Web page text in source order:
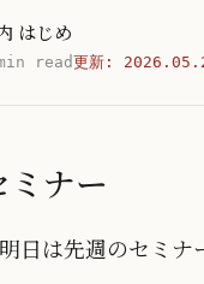
はじめ
read更新:
ミナー
日は先週のセミナ